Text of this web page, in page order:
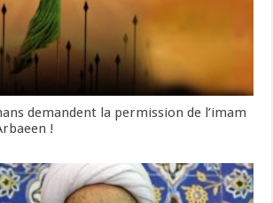
demandent la permission de l’imam
!